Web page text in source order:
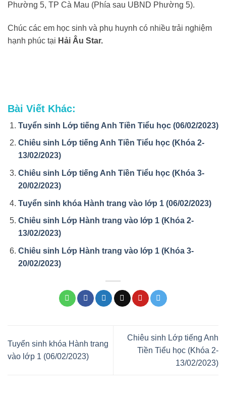
Phường 5, TP Cà Mau (Phía sau UBND Phường 5).
Chúc các em học sinh và phụ huynh có nhiều trải nghiệm
hạnh phúc tại Hải Âu Star.
Bài Viết Khác:
Tuyển sinh Lớp tiếng Anh Tiền Tiểu học (06/02/2023)
Chiêu sinh Lớp tiếng Anh Tiền Tiểu học (Khóa 2-
13/02/2023)
Chiêu sinh Lớp tiếng Anh Tiền Tiểu học (Khóa 3-
20/02/2023)
Tuyển sinh khóa Hành trang vào lớp 1 (06/02/2023)
Chiêu sinh Lớp Hành trang vào lớp 1 (Khóa 2-
13/02/2023)
Chiêu sinh Lớp Hành trang vào lớp 1 (Khóa 3-
20/02/2023)
Tuyển sinh khóa Hành trang
vào lớp 1 (06/02/2023)
Chiêu sinh Lớp tiếng Anh
Tiền Tiểu học (Khóa 2-
13/02/2023)